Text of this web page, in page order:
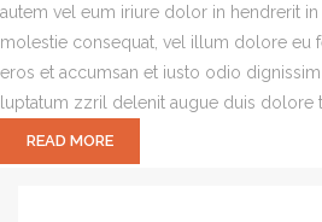
autem vel eum iriure dolor in hendrerit
molestie consequat, vel illum dolore eu
eros et accumsan et iusto odio
luptatum zzril delenit augue duis dolore
READ MORE